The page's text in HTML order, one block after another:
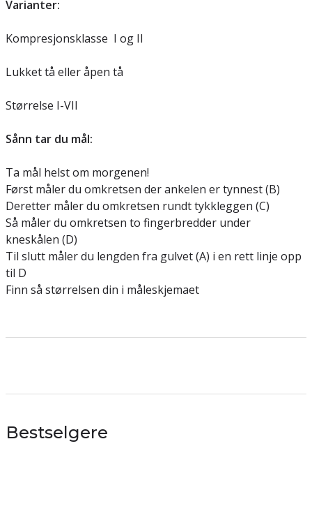
Varianter:
Kompresjonsklasse I og II
Lukket tå eller åpen tå
Størrelse I-VII
Sånn tar du mål:
Ta mål helst om morgenen!
Først måler du omkretsen der ankelen er tynnest (B)
Deretter måler du omkretsen rundt tykkleggen (C)
Så måler du omkretsen to fingerbredder under
kneskålen (D)
Til slutt måler du lengden fra gulvet (A) i en rett linje opp
til D
Finn så størrelsen din i måleskjemaet
Bestselgere